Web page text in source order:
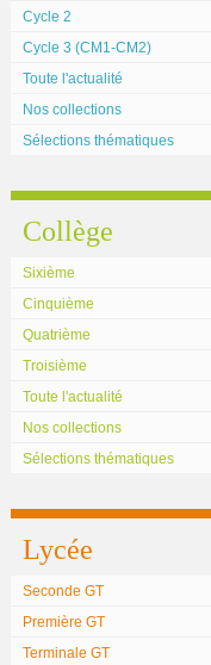
Cycle 2
Cycle 3 (CM1-CM2)
Toute l'actualité
Nos collections
Sélections thématiques
Collège
Sixième
Cinquième
Quatrième
Troisième
Toute l'actualité
Nos collections
Sélections thématiques
Lycée
Seconde GT
Première GT
Terminale GT